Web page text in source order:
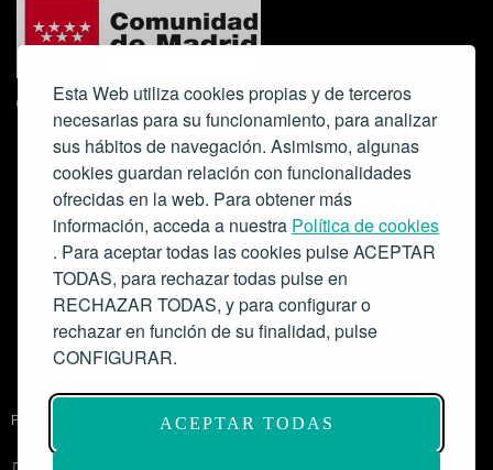
Esta Web utiliza cookies propias y de terceros
necesarias para su funcionamiento, para analizar
sus hábitos de navegación. Asimismo, algunas
cookies guardan relación con funcionalidades
ofrecidas en la web. Para obtener más
información, acceda a nuestra Política de cookies
. Para aceptar todas las cookies pulse ACEPTAR
TODAS, para rechazar todas pulse en
RECHAZAR TODAS, y para configurar o
rechazar en función de su finalidad, pulse
CONFIGURAR.
ACEPTAR TODAS
Colabora:
Proyecto de modernización de infraestructuras y digitalización del
Salón de Actos del Ateneo de Madrid como espacio escénico-musical.